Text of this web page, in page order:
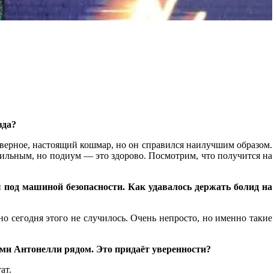
настоящий кошмар, но он справился наилучшим образом.
но подиум — это здорово. Посмотрим, что получится на
машиной безопасности. Как удавалось держать болид на
сегодня этого не случилось. Очень непросто, но именно такие
Антонелли рядом. Это придаёт уверенности?